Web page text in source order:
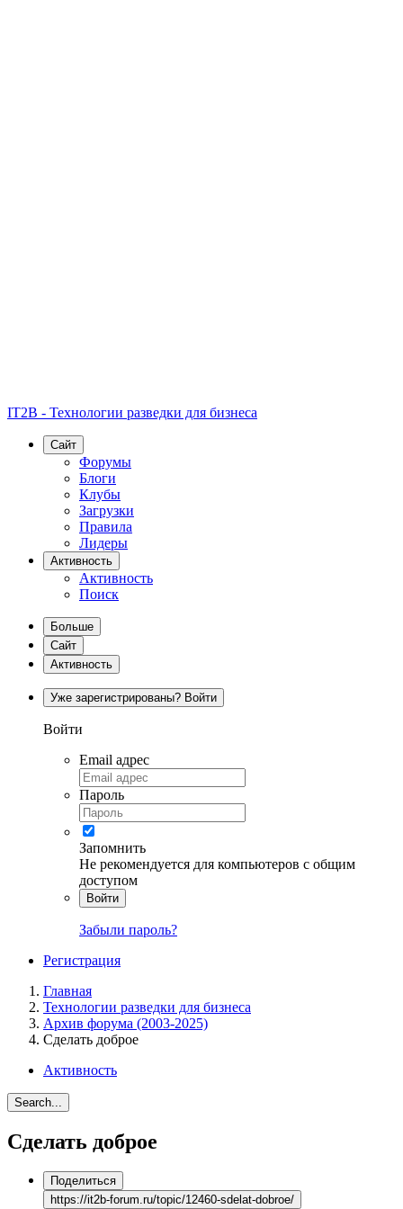
IT2B - Технологии разведки для бизнеса
Сайт
Форумы
Блоги
Клубы
Загрузки
Правила
Лидеры
Активность
Активность
Поиск
Больше
Сайт
Активность
Уже зарегистрированы? Войти
Войти
Email адрес
Пароль
Запомнить
Не рекомендуется для компьютеров с общим
доступом
Войти
Забыли пароль?
Регистрация
Главная
Технологии разведки для бизнеса
Архив форума (2003-2025)
Сделать доброе
Активность
Search...
Сделать доброе
Поделиться
https://it2b-forum.ru/topic/12460-sdelat-dobroe/